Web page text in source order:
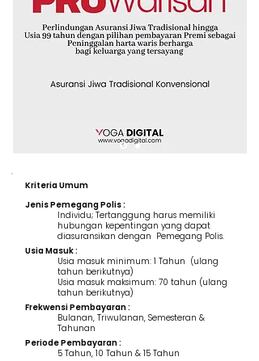
Kriteria Umum
Jenis Pemegang Polis :
Individu; Tertanggung harus memiliki
hubungan kepentingan yang dapat
diasuransikan dengan Pemegang Polis.
Usia Masuk :
Usia masuk minimum: 1 Tahun (ulang
tahun berikutnya)
Usia masuk maksimum: 70 tahun (ulang
tahun berikutnya)
Frekwensi Pembayaran :
Bulanan, Triwulanan, Semesteran &
Tahunan
Periode Pembayaran :
5 Tahun, 10 Tahun & 15 Tahun